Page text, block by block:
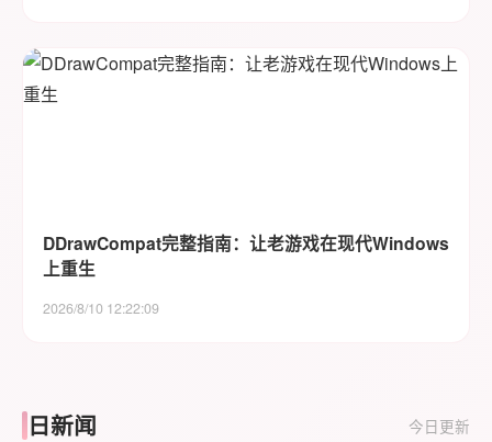
DDrawCompat完整指南：让老游戏在现代Windows
上重生
2026/8/10 12:22:09
日新闻 今日更新